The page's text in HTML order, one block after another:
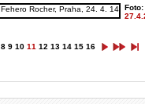
8 9 10 11 12 13 14 15 16